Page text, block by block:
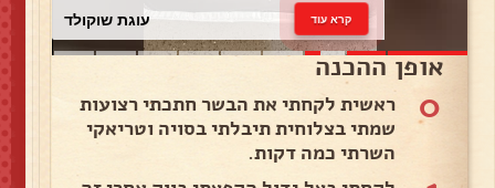
עוגת שוקולד קרא עוד
אופן ההכנה
0
ראשית לקחתי את הבשר חתכתי רצועות
שמתי בצלוחית תיבלתי בסויה וטריאקי
השרתי כמה דקות.